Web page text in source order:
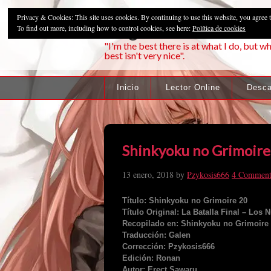
"I'm the best there is at what I do, but
best isn't very nice".
Inicio Lector Online
Shinkyoku no
13 enero, 2018 by Pzykosis666 4
Título: Shinkyoku no Grimoire 20
Título Original: La Batalla Final – Los
Recopilado en: Shinkyoku no Grimoire
Traducción: Galen
Corrección: Pzykosis666
Edición: Ronan
Privacy & Cookies: This site uses cookies. By continuing to use this website, you agree
To find out more, including how to control cookies, see here:Política de cookies